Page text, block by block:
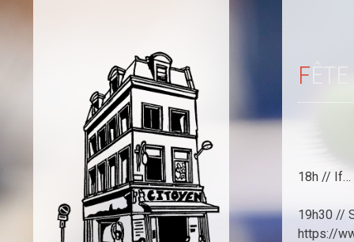
18h // If…
19h30 //
https://